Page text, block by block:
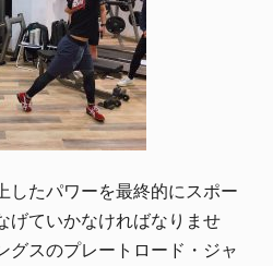
したパワーを最終的にスポー
げていかなければなりませ
グスのプレートロード・ジャ